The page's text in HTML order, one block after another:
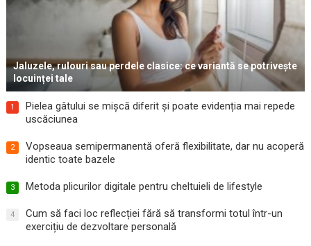
Jaluzele, rulouri sau perdele clasice: ce variantă se potrivește
locuinței tale
1
Pielea gâtului se mișcă diferit și poate evidenția mai repede
uscăciunea
2
Vopseaua semipermanentă oferă flexibilitate, dar nu acoperă
identic toate bazele
3 Metoda plicurilor digitale pentru cheltuieli de lifestyle
4
Cum să faci loc reflecției fără să transformi totul într-un
exercițiu de dezvoltare personală